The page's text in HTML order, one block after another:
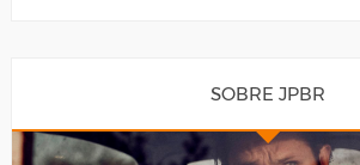
SOBRE JPBR